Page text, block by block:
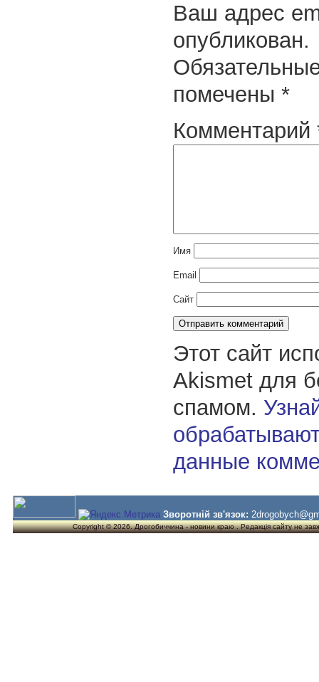
Ваш адрес
опубликован.
помечены *
Комментарий
Имя
Email
Сайт
Этот сайт
Akismet для
спамом.
данные
Зворотній зв'язок:
Copyright © 2026. Дрогобиччина - новини краю . Редакція сайту не